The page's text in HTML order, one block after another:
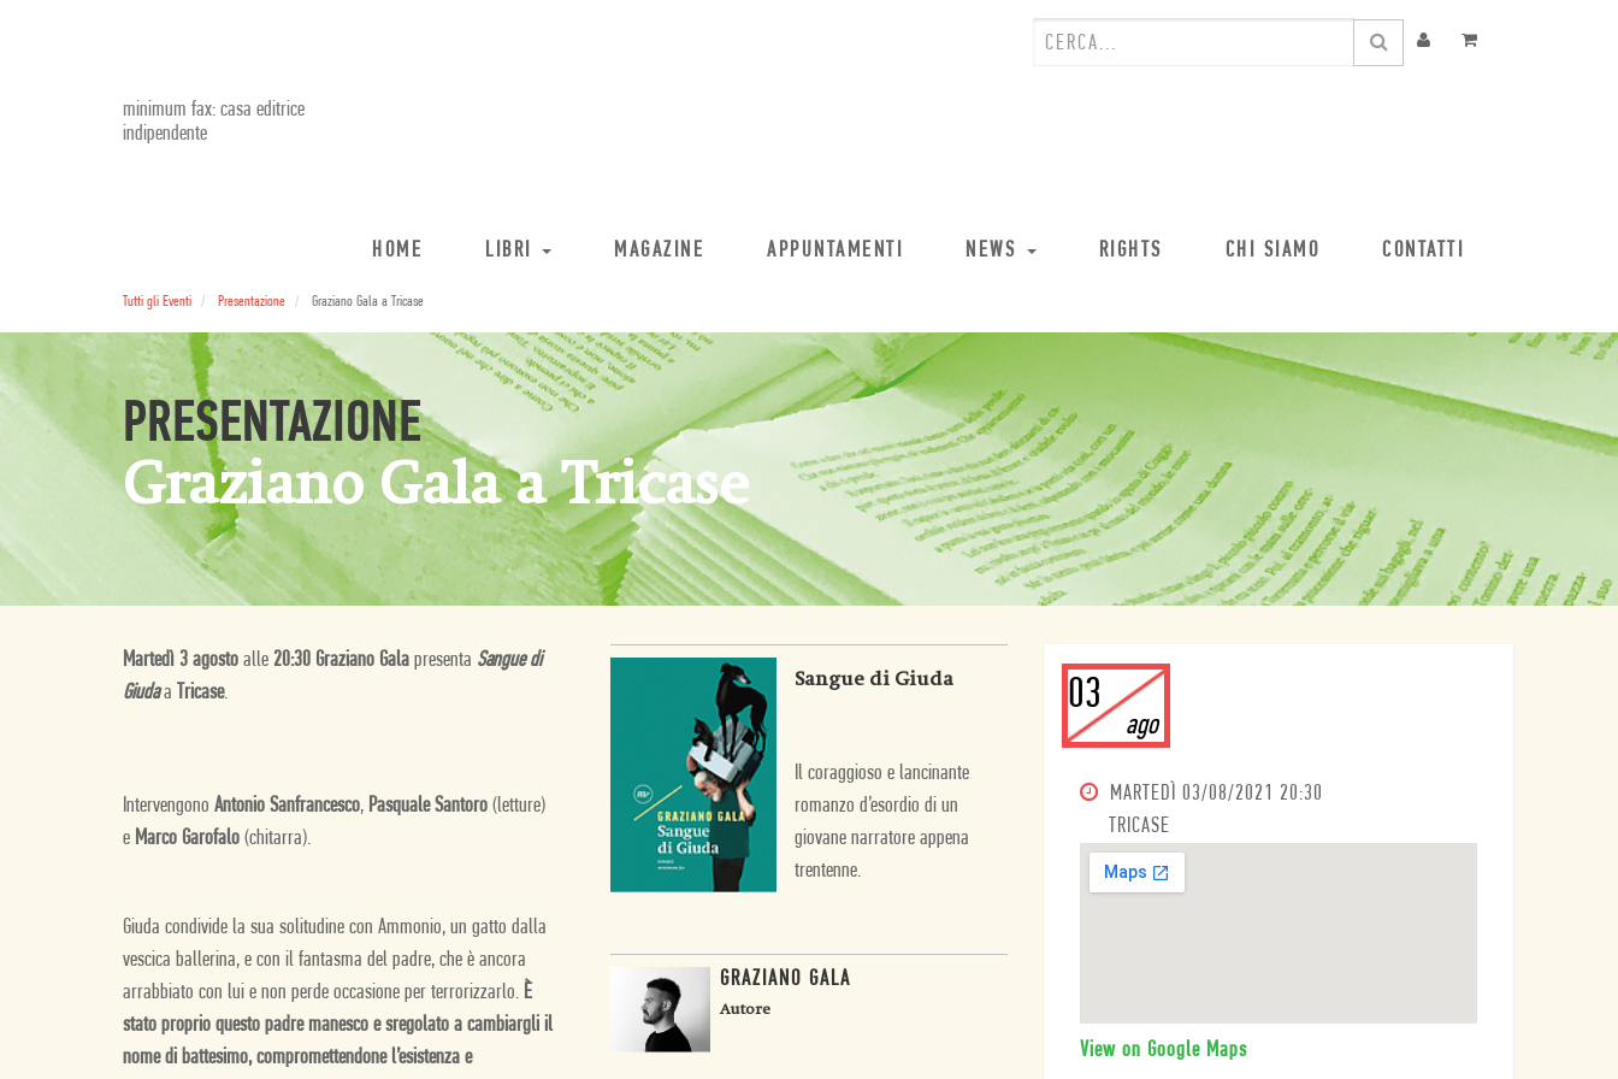
minimum fax: casa editrice
indipendente
HOME LIBRI MAGAZINE APPUNTAMENTI NEWS RIGHTS CHI SIAMO CONTATTI
Tutti gli Eventi Presentazione Graziano Gala a Tricase
PRESENTAZIONE
Graziano Gala a Tricase
Martedì 3 agosto alle 20:30 Graziano Gala presenta Sangue di
Giudaa Tricase.
Intervengono Antonio Sanfrancesco, Pasquale Santoro (letture)
e Marco Garofalo (chitarra).
Giuda condivide la sua solitudine con Ammonio, un gatto dalla
vescica ballerina, e con il fantasma del padre, che è ancora
arrabbiato con lui e non perde occasione per terrorizzarlo. È
stato proprio questo padre manesco e sregolato a cambiargli il
nome di battesimo, compromettendone l’esistenza e
Sangue di Giuda
Il coraggioso e lancinante
romanzo d’esordio di un
giovane narratore appena
trentenne.
GRAZIANO GALA
Autore
03
ago
MARTEDÌ 03/08/2021 20:30
TRICASE
View on Google Maps